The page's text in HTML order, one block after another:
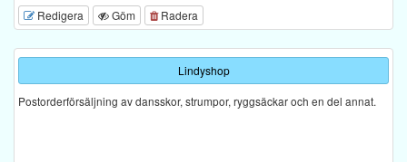
Redigera Göm Radera
Lindyshop
Postorderförsäljning av dansskor, strumpor, ryggsäckar och en del annat.